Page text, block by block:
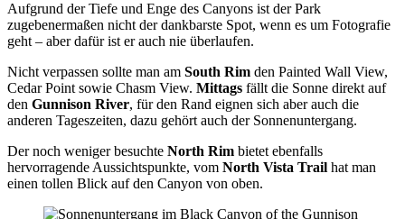
Aufgrund der Tiefe und Enge des Canyons ist der Park
zugebenermaßen nicht der dankbarste Spot, wenn es um Fotografie
geht – aber dafür ist er auch nie überlaufen.
Nicht verpassen sollte man am South Rim den Painted Wall View,
Cedar Point sowie Chasm View. Mittags fällt die Sonne direkt auf
den Gunnison River, für den Rand eignen sich aber auch die
anderen Tageszeiten, dazu gehört auch der Sonnenuntergang.
Der noch weniger besuchte North Rim bietet ebenfalls
hervorragende Aussichtspunkte, vom North Vista Trail hat man
einen tollen Blick auf den Canyon von oben.